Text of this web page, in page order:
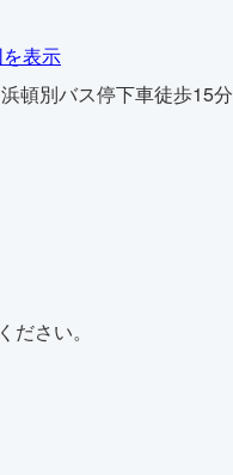
表示
頓別バス停下車徒歩15分
さい。